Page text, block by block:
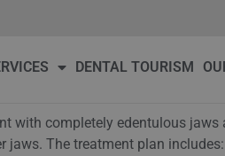
DENTAL TOURISM
with completely edentulous jaws
jaws. The treatment plan